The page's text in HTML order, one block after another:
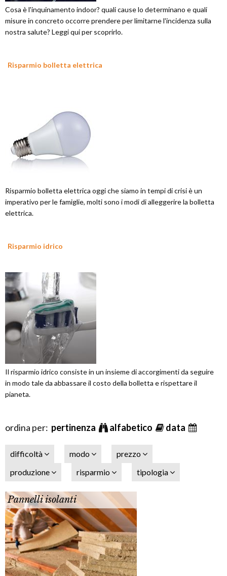
Cosa è l'inquinamento indoor? quali cause lo determinano e quali
misure in concreto occorre prendere per limitarne l'incidenza sulla
nostra salute? Leggi qui per scoprirlo.
Risparmio bolletta elettrica
Risparmio bolletta elettrica oggi che siamo in tempi di crisi è un
imperativo per le famiglie, molti sono i modi di alleggerire la bolletta
elettrica.
Risparmio idrico
Il risparmio idrico consiste in un insieme di accorgimenti da seguire
in modo tale da abbassare il costo della bolletta e rispettare il
pianeta.
ordina per: pertinenza alfabetico data
difficoltà modo
prezzo
produzione
risparmio tipologia
Pannelli isolanti